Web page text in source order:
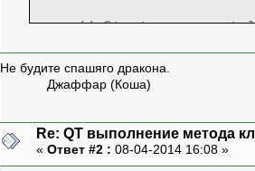
// Starts an event
}
Не будите спашяго дракона.
Джаффар (Коша)
Re: QT выполнение метода
« Ответ #2 : 08-04-2014 16:08 »